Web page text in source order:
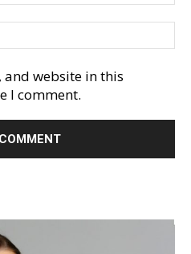
and website in this
I comment.